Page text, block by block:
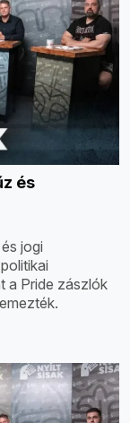
és
jogi
a Pride zászlók